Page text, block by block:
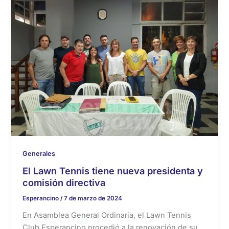
Generales
El Lawn Tennis tiene nueva presidenta y
comisión directiva
Esperancino/7 de marzo de 2024
En Asamblea General Ordinaria, el Lawn Tennis